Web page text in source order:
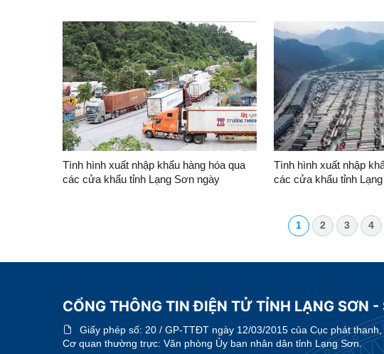
Tình hình xuất nhập khẩu hàng hóa qua
các cửa khẩu tỉnh Lạng Sơn ngày
Tình hình xuất nhập
các cửa khẩu tỉnh
1 2 3 4
CỔNG THÔNG TIN ĐIỆN TỬ TỈNH LẠNG SƠN -
Giấy phép số: 20 / GP-TTĐT ngày 12/03/2015 của Cục phát
Cơ quan thường trực: Văn phòng Ủy ban nhân dân tỉnh Lạng Sơn.